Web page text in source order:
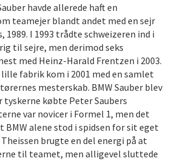
havde allerede haft en
teamejer blandt andet med en sejr
1989. I 1993 trådte schweizeren ind i
til sejre, men derimod seks
med Heinz-Harald Frentzen i 2003.
fabrik kom i 2001 med en samlet
mesterskab. BMW Sauber blev
tyskerne købte Peter Saubers
var novicer i Formel 1, men det
BMW alene stod i spidsen for sit eget
brugte en del energi på at
til teamet, men alligevel sluttede